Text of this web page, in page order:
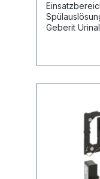
Spülauslösung von Urinalen - Zum
Geberit Urinal- Installationselemente
Zum Einbau
Geberit Urinal-
Geringe
Loslassen der Betätigungstaste -
Kunststoff, mit Sicherungsriegel